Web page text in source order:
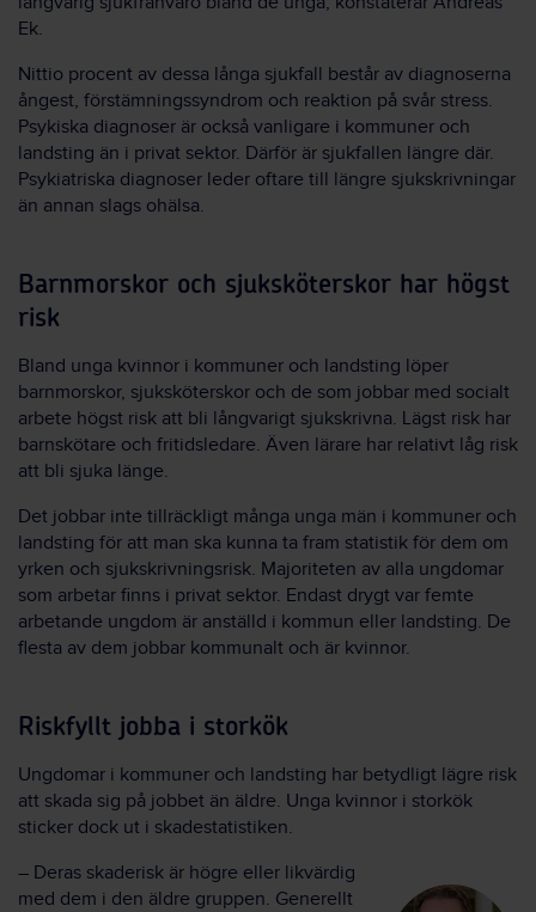
Ek.
Nittio procent av dessa långa sjukfall består av diagnoserna
ångest, förstämningssyndrom och reaktion på svår stress.
Psykiska diagnoser är också vanligare i kommuner och
landsting än i privat sektor. Därför är sjukfallen längre där.
Psykiatriska diagnoser leder oftare till längre sjukskrivningar
än annan slags ohälsa.
Barnmorskor och sjuksköterskor har högst
risk
Bland unga kvinnor i kommuner och landsting löper
barnmorskor, sjuksköterskor och de som jobbar med socialt
arbete högst risk att bli långvarigt sjukskrivna. Lägst risk har
barnskötare och fritidsledare. Även lärare har relativt låg risk
att bli sjuka länge.
Det jobbar inte tillräckligt många unga män i kommuner och
landsting för att man ska kunna ta fram statistik för dem om
yrken och sjukskrivningsrisk. Majoriteten av alla ungdomar
som arbetar finns i privat sektor. Endast drygt var femte
arbetande ungdom är anställd i kommun eller landsting. De
flesta av dem jobbar kommunalt och är kvinnor.
Riskfyllt jobba i storkök
Ungdomar i kommuner och landsting har betydligt lägre risk
att skada sig på jobbet än äldre. Unga kvinnor i storkök
sticker dock ut i skadestatistiken.
– Deras skaderisk är högre eller likvärdig
med dem i den äldre gruppen. Generellt